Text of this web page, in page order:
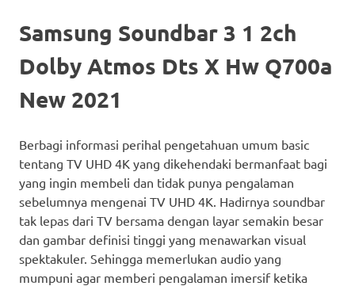
Samsung Soundbar 3 1 2ch
Dolby Atmos Dts X Hw Q700a
New 2021
Berbagi informasi perihal pengetahuan umum basic
tentang TV UHD 4K yang dikehendaki bermanfaat bagi
yang ingin membeli dan tidak punya pengalaman
sebelumnya mengenai TV UHD 4K. Hadirnya soundbar
tak lepas dari TV bersama dengan layar semakin besar
dan gambar definisi tinggi yang menawarkan visual
spektakuler. Sehingga memerlukan audio yang
mumpuni agar memberi pengalaman imersif ketika